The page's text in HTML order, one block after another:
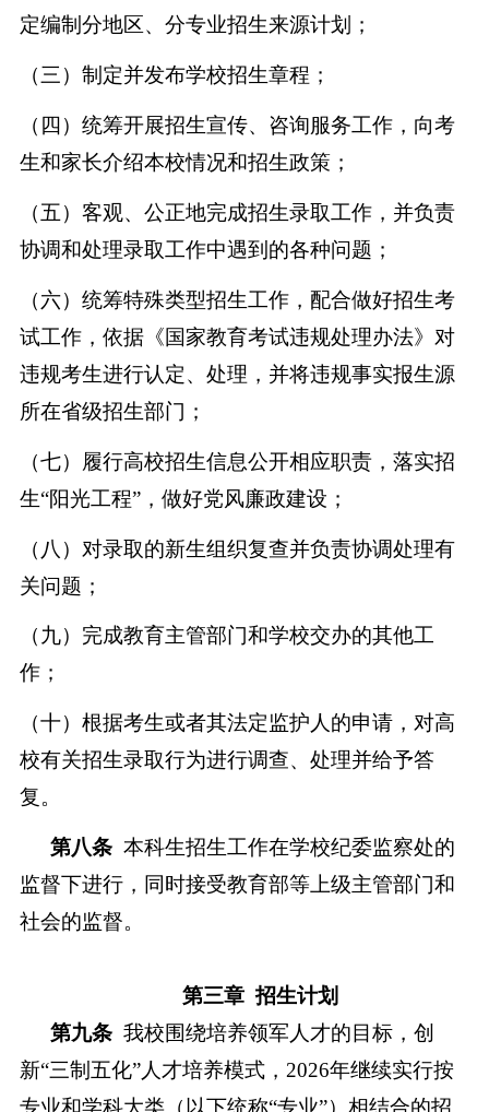
定编制分地区、分专业招生来源计划；
（三）制定并发布学校招生章程；
（四）统筹开展招生宣传、咨询服务工作，向考
生和家长介绍本校情况和招生政策；
（五）客观、公正地完成招生录取工作，并负责
协调和处理录取工作中遇到的各种问题；
（六）统筹特殊类型招生工作，配合做好招生考
试工作，依据《国家教育考试违规处理办法》对
违规考生进行认定、处理，并将违规事实报生源
所在省级招生部门；
（七）履行高校招生信息公开相应职责，落实招
生“阳光工程”，做好党风廉政建设；
（八）对录取的新生组织复查并负责协调处理有
关问题；
（九）完成教育主管部门和学校交办的其他工
作；
（十）根据考生或者其法定监护人的申请，对高
校有关招生录取行为进行调查、处理并给予答
复。
第八条 本科生招生工作在学校纪委监察处的
监督下进行，同时接受教育部等上级主管部门和
社会的监督。
第三章招生计划
第九条 我校围绕培养领军人才的目标，创
新“三制五化”人才培养模式，2026年继续实行按